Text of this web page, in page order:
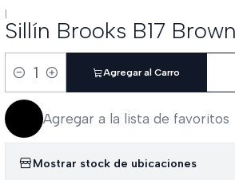
|
Sillín Brooks B17 Brown
Cantidad
Agregar al Carro
Agregar a la lista de favoritos
Mostrar stock de ubicaciones